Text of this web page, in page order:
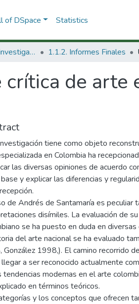
of DSpace Statistics
1.1 Productos de investigación 1.1.2. Informes Finales
de arte
tiene como objeto
en Colombia ha
las diversas opiniones de acuerdo
y explicar las diferencias y
de Andrés de Santamaría es peculiar
disímiles. La evaluación de
se ha puesto en duda en
del arte nacional se ha evaluado
González 1998,). El camino recorrido
a ser reconocido actualmente
tendencias modernas en el arte
en términos teóricos.
y los conceptos que ofrecen